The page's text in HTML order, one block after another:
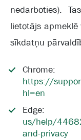
nedarboties).
lietotājs
sīkdatņu
Chrome:
https://
hl=en
Edge:
us/help/
and-privacy